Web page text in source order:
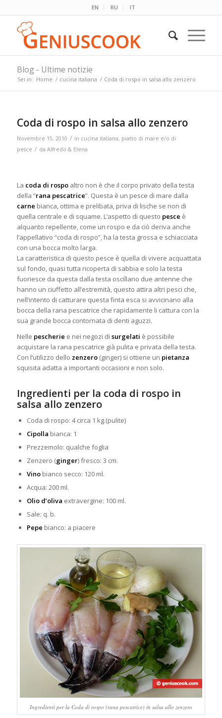
EN RU IT
Blog - Ultime notizie
Sei in: Home / cucina italiana / Coda di rospo in salsa allo zenzero
Coda di rospo in salsa allo zenzero
Novembre 15, 2010 / in cucina italiana, piatto di mare e/o di
pesce / da Alfredo & Elena
La coda di rospoaltro non è che il corpo privato della testa
della “rana pescatrice”. Questa è un pesce di mare dalla
carne bianca, ottima e prelibata, priva di lische se non di
quella centrale e di squame. L’aspetto di questo pesce è
alquanto repellente, come un rospo e da ciò deriva anche
l’appellativo “coda di rospo”, ha la testa grossa e schiacciata
con una bocca molto larga.
La caratteristica di questo pesce è quella di vivere acquattata
sul fondo, quasi tutta ricoperta di sabbia e solo la testa
fuoriesce da questa dalla testa oscillano due antenne che
hanno un ciuffetto all’estremità, questo attira altri pesci che,
nell’intento di catturare questa finta esca si avvicinano alla
bocca della rana pescatrice che rapidamente li cattura con la
sua grande bocca contornata di denti aguzzi.
Nelle pescherie e nei negozi di surgelati è possibile
acquistare la rana pescatrice già pulita e privata della testa.
Con l’utilizzo dello zenzero(ginger) si ottiene un pietanza
squisita adatta a importanti occasioni e non solo.
Ingredienti per la coda di rospo in
salsa allo zenzero
Coda di rospo: 4 circa 1 kg.(pulite)
Cipolla bianca: 1
Prezzemolo: qualche foglia
Zenzero (ginger) fresco: 3 cm.
Vinobianco secco: 120 ml.
Acqua: 200 ml.
Olio d’oliva extravergine: 100 ml.
Sale: q. b.
Pepe bianco: a piacere
Ingredienti per la Coda di rospo (rana pescatrice) in salsa allo zenzero